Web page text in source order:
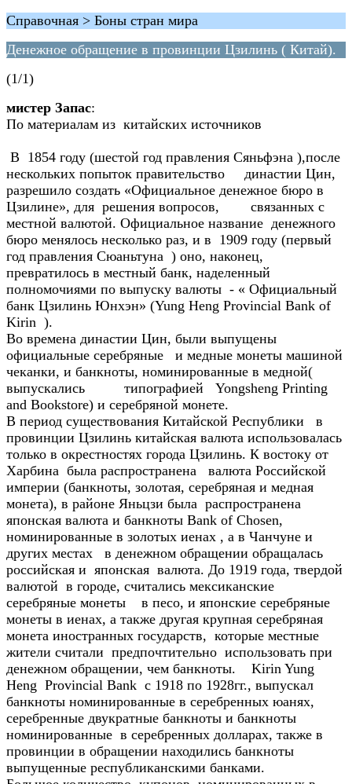
Справочная > Боны стран мира
Денежное обращение в провинции Цзилинь ( Китай).
(1/1)
мистер Запас:
По материалам из китайских источников
В 1854 году (шестой год правления Сяньфэна ),после
нескольких попыток правительство династии Цин,
разрешило создать «Официальное денежное бюро в
Цзилине», для решения вопросов, связанных с
местной валютой. Официальное название денежного
бюро менялось несколько раз, и в 1909 году (первый
год правления Сюаньтуна ) оно, наконец,
превратилось в местный банк, наделенный
полномочиями по выпуску валюты - « Официальный
банк Цзилинь Юнхэн» (Yung Heng Provincial Bank of
Kirin ).
Во времена династии Цин, были выпущены
официальные серебряные и медные монеты машиной
чеканки, и банкноты, номинированные в медной(
выпускались типографией Yongsheng Printing
and Bookstore) и серебряной монете.
В период существования Китайской Республики в
провинции Цзилинь китайская валюта использовалась
только в окрестностях города Цзилинь. К востоку от
Харбина была распространена валюта Российской
империи (банкноты, золотая, серебряная и медная
монета), в районе Яньцзи была распространена
японская валюта и банкноты Bank of Chosen,
номинированные в золотых иенах , а в Чанчуне и
других местах в денежном обращении обращалась
российская и японская валюта. До 1919 года, твердой
валютой в городе, считались мексиканские
серебряные монеты в песо, и японские серебряные
монеты в иенах, а также другая крупная серебряная
монета иностранных государств, которые местные
жители считали предпочтительно использовать при
денежном обращении, чем банкноты. Kirin Yung
Heng Provincial Bank с 1918 по 1928гг., выпускал
банкноты номинированные в серебренных юанях,
серебренные двукратные банкноты и банкноты
номинированные в серебренных долларах, также в
провинции в обращении находились банкноты
выпущенные республиканскими банками.